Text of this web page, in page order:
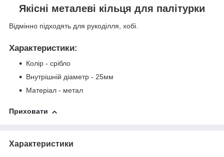
Якісні металеві кільця для палітурки
Відмінно підходять для рукоділля, хобі.
Характеристики:
Колір - срібло
Внутрішній діаметр - 25мм
Матеріал - метал
Приховати
Характеристики